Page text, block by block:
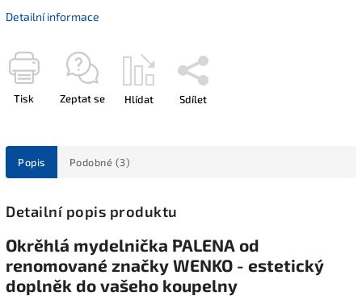
Detailní informace
Tisk Zeptat se Hlídat Sdílet
Popis Podobné (3)
Detailní popis produktu
Okrěhlá mydelnička PALENA od
renomované značky WENKO - estetický
doplněk do vašeho koupelny